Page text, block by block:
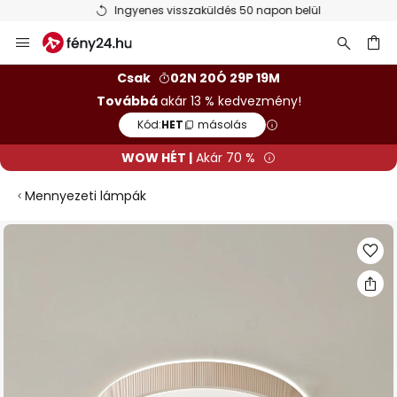
Ingyenes visszaküldés 50 napon belül
Ugrás
a
Csak
02N 20Ó 29P 18M
Továbbáakár 13 % kedvezmény!
Kód:HET másolás
WOW HÉT | Akár 70 %
Mennyezeti lámpák
Ugrás